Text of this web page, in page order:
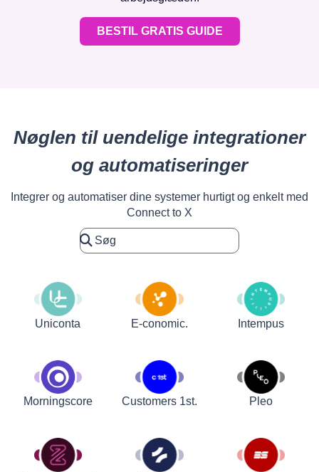
BESTIL GRATIS GUIDE
Nøglen til uendelige integrationer
og automatiseringer
Integrer og automatiser dine systemer hurtigt og enkelt med
Connect to X
Uniconta E-conomic. Intempus
Morningscore Customers 1st. Pleo